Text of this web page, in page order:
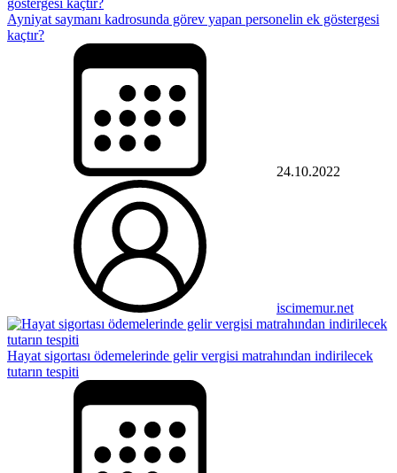
Ayniyat saymanı kadrosunda görev yapan personelin ek göstergesi
kaçtır?
24.10.2022
iscimemur.net
Hayat sigortası ödemelerinde gelir vergisi matrahından indirilecek
tutarın tespiti